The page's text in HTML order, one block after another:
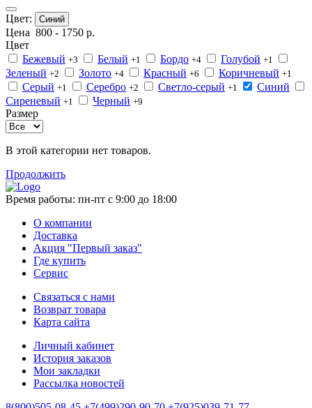
Цвет: Синий
Цена 800 - 1750 р.
Цвет
Бежевый +3 Белый +1 Бордо +4 Голубой +1
Зеленый +2 Золото +4 Красный +6 Коричневый +1
Серый +1 Серебро +2 Светло-серый +1
Синий
Сиреневый +1 Черный +9
Размер
В этой категории нет товаров.
Продолжить
Время работы: пн-пт с 9:00 до 18:00
О компании
Доставка
Акция "Первый заказ"
Где купить
Сервис
Связаться с нами
Возврат товара
Карта сайта
Личный кабинет
История заказов
Мои закладки
Рассылка новостей